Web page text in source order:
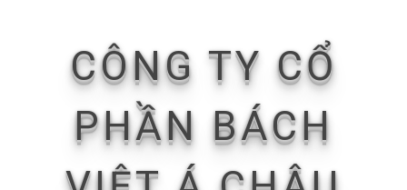
navigationCÔNG TY CỔ
PHẦN BÁCH